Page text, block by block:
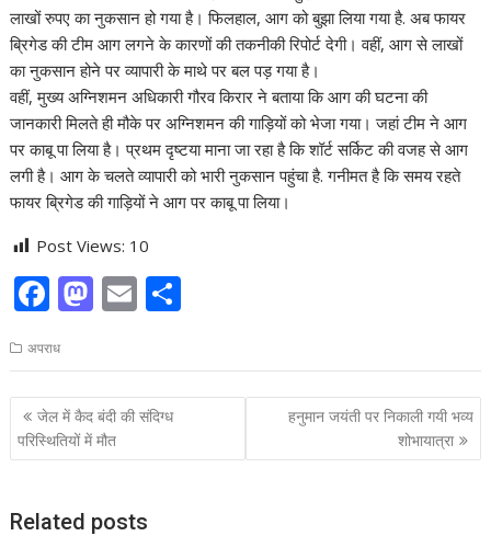
लाखों रुपए का नुकसान हो गया है। फिलहाल, आग को बुझा लिया गया है. अब फायर
ब्रिगेड की टीम आग लगने के कारणों की तकनीकी रिपोर्ट देगी। वहीं, आग से लाखों
का नुकसान होने पर व्यापारी के माथे पर बल पड़ गया है।
वहीं, मुख्य अग्निशमन अधिकारी गौरव किरार ने बताया कि आग की घटना की
जानकारी मिलते ही मौके पर अग्निशमन की गाड़ियों को भेजा गया। जहां टीम ने आग
पर काबू पा लिया है। प्रथम दृष्टया माना जा रहा है कि शॉर्ट सर्किट की वजह से आग
लगी है। आग के चलते व्यापारी को भारी नुकसान पहुंचा है. गनीमत है कि समय रहते
फायर ब्रिगेड की गाड़ियों ने आग पर काबू पा लिया।
Post Views: 10
F
e
b
o
o
k
M
to
d
o
n
E
ai
l
ar
e
अपराध
Post
navigation
जेल में कैद बंदी की संदिग्ध
परिस्थितियों में मौत
हनुमान जयंती पर निकाली गयी भव्य
शोभायात्रा
Related posts